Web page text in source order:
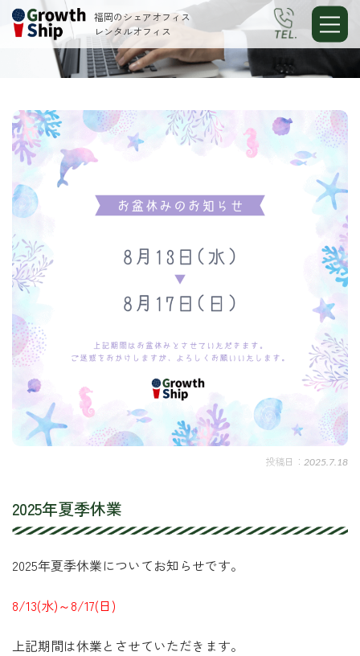
福岡のシェアオフィス
レンタルオフィス
2025.7.18
2025年夏季休業
2025年夏季休業についてお知らせです。
8/13(水)～8/17(日)
上記期間は休業とさせていただきます。